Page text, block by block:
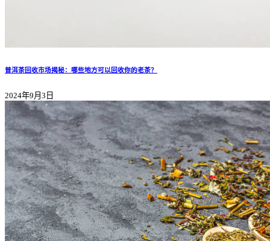
普洱茶回收市场揭秘：哪些地方可以回收你的老茶？
2024年9月3日